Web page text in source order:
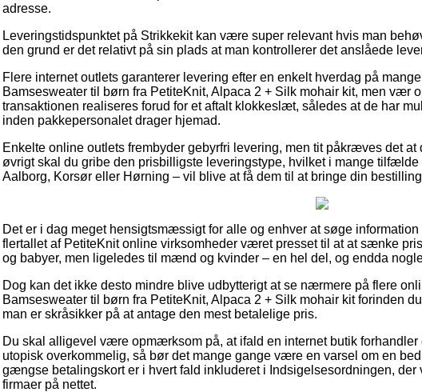
adresse.
Leveringstidspunktet på Strikkekit kan være super relevant hvis man
den grund er det relativt på sin plads at man kontrollerer det anslåede
Flere internet outlets garanterer levering efter en enkelt hverdag på
Bamsesweater til børn fra PetiteKnit, Alpaca 2 + Silk mohair kit, men vær
transaktionen realiseres forud for et aftalt klokkeslæt, således at de har
inden pakkepersonalet drager hjemad.
Enkelte online outlets frembyder gebyrfri levering, men tit påkræves det at
øvrigt skal du gribe den prisbilligste leveringstype, hvilket i mange
Aalborg, Korsør eller Hørning – vil blive at få dem til at bringe din
Det er i dag meget hensigtsmæssigt for alle og enhver at søge
flertallet af PetiteKnit online virksomheder været presset til at at sænke
og babyer, men ligeledes til mænd og kvinder – en hel del, og endda
Dog kan det ikke desto mindre blive udbytterigt at se nærmere på flere
Bamsesweater til børn fra PetiteKnit, Alpaca 2 + Silk mohair kit forinden
man er skråsikker på at antage den mest betalelige pris.
Du skal alligevel være opmærksom på, at ifald en internet butik
utopisk overkommelig, så bør det mange gange være en varsel om en
gængse betalingskort er i hvert fald inkluderet i Indsigelsesordningen,
firmaer på nettet.